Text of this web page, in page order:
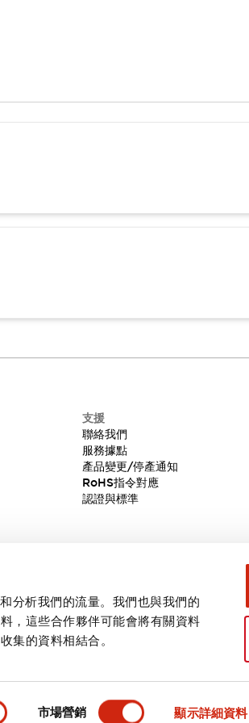
分析我們的流量。我們也與我們的
，這些合作夥伴可能會將有關資料
集的資料相結合。
市場營銷 顯示詳細資料
規格 文件和檔案
支援
聯絡我們
服務據點
產品變更/停產通知
RoHS指令對應
認證與標準